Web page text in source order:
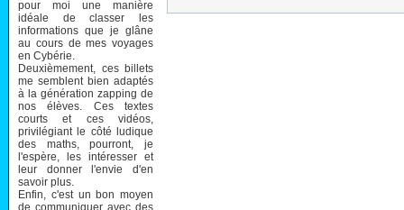
pour moi une manière
idéale de classer les
informations que je glâne
au cours de mes voyages
en Cybérie.
Deuxièmement, ces billets
me semblent bien adaptés
à la génération zapping de
nos élèves. Ces textes
courts et ces vidéos,
privilégiant le côté ludique
des maths, pourront, je
l'espère, les intéresser et
leur donner l'envie d'en
savoir plus.
Enfin, c'est un bon moyen
de communiquer avec des